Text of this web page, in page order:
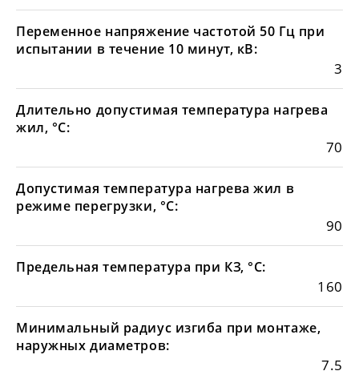
Переменное напряжение частотой 50 Гц при
испытании в течение 10 минут, кВ:
3
Длительно допустимая температура нагрева
жил, °С:
70
Допустимая температура нагрева жил в
режиме перегрузки, °С:
90
Предельная температура при КЗ, °С:
160
Минимальный радиус изгиба при монтаже,
наружных диаметров:
7.5